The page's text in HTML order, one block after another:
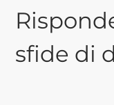
sfide di